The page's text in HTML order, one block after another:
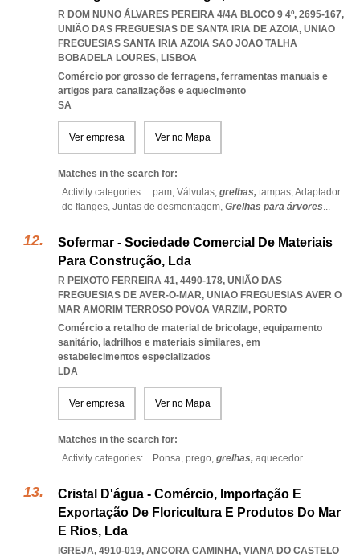
R DOM NUNO ÁLVARES PEREIRA 4/4A BLOCO 9 4º, 2695-167,
UNIÃO DAS FREGUESIAS DE SANTA IRIA DE AZOIA, UNIAO
FREGUESIAS SANTA IRIA AZOIA SAO JOAO TALHA
BOBADELA LOURES, LISBOA
Comércio por grosso de ferragens, ferramentas manuais e
artigos para canalizações e aquecimento
SA
Ver empresa Ver no Mapa
Matches in the search for:
Activity categories: ...pam, Válvulas, grelhas, tampas,Adaptador
de flanges, Juntas de desmontagem, Grelhas para árvores...
Sofermar - Sociedade Comercial De Materiais
Para Construção, Lda
R PEIXOTO FERREIRA 41, 4490-178, UNIÃO DAS
FREGUESIAS DE AVER-O-MAR, UNIAO FREGUESIAS AVER O
MAR AMORIM TERROSO POVOA VARZIM, PORTO
Comércio a retalho de material de bricolage, equipamento
sanitário, ladrilhos e materiais similares, em
estabelecimentos especializados
LDA
Ver empresa Ver no Mapa
Matches in the search for:
Activity categories: ...Ponsa, prego, grelhas, aquecedor...
Cristal D'água - Comércio, Importação E
Exportação De Floricultura E Produtos Do Mar
E Rios, Lda
IGREJA, 4910-019, ANCORA CAMINHA, VIANA DO CASTELO